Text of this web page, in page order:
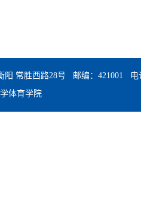
阳 常胜西路28号 邮编：421001 电
学体育学院